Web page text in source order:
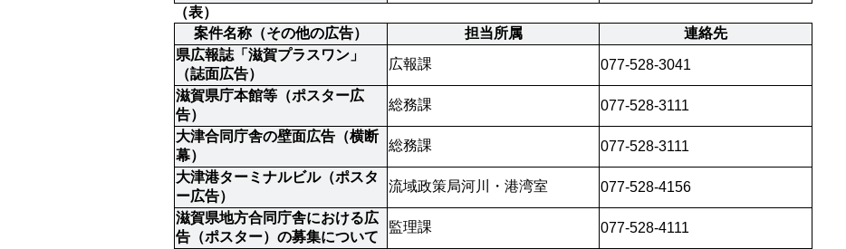
（表）
案件名称（その他の広告）
担当所属
連絡先
県広報誌「滋賀プラスワン」
（誌面広告）
広報課
077-528-3041
滋賀県庁本館等（ポスター広
告）
総務課
077-528-3111
大津合同庁舎の壁面広告（横断
幕）
総務課
077-528-3111
大津港ターミナルビル（ポスタ
ー広告）
流域政策局河川・港湾室
077-528-4156
滋賀県地方合同庁舎における広
告（ポスター）の募集について
監理課
077-528-4111